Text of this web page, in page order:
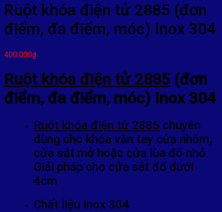
Ruột khóa điện tử 2885 (đơn
điểm, đa điểm, móc) Inox 304
400.000₫
Ruột khóa điện tử 2885 (đơn
điểm, đa điểm, móc) Inox 304
Ruột khóa điện tử 2885 chuyên
dùng cho khóa vân tay cửa nhôm,
cửa sắt mở hoặc cửa lùa đố nhỏ.
Giải pháp cho cửa sắt đố dưới
4cm
Chất liệu inox 304